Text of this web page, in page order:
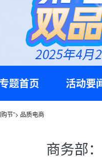
专题首页 活动要
节”> 品质电商
商务部